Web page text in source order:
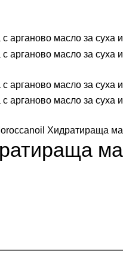
Хидратираща